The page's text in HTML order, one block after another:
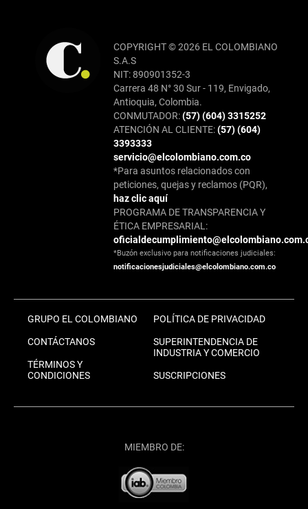
COPYRIGHT © 2026 EL COLOMBIANO
S.A.S
NIT: 890901352-3
Carrera 48 N° 30 Sur - 119, Envigado,
Antioquia, Colombia.
CONMUTADOR:(57) (604) 3315252
ATENCIÓN AL CLIENTE:(57) (604)
3393333
servicio@elcolombiano.com.co
*Para asuntos relacionados con
peticiones, quejas y reclamos (PQR),
haz clic aquí
PROGRAMA DE TRANSPARENCIA Y
ÉTICA EMPRESARIAL:
*Buzón exclusivo para notificaciones judiciales:
notificacionesjudiciales@elcolombiano.com.co
GRUPO EL COLOMBIANO
CONTÁCTANOS
TÉRMINOS Y
CONDICIONES
POLÍTICA DE PRIVACIDAD
SUPERINTENDENCIA DE
INDUSTRIA Y COMERCIO
SUSCRIPCIONES
MIEMBRO DE: